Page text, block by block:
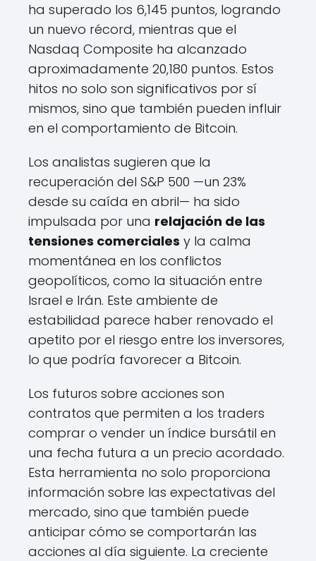
ha superado los 6,145 puntos, logrando
un nuevo récord, mientras que el
Nasdaq Composite ha alcanzado
aproximadamente 20,180 puntos. Estos
hitos no solo son significativos por sí
mismos, sino que también pueden influir
en el comportamiento de Bitcoin.
Los analistas sugieren que la
recuperación del S&P 500 —un 23%
desde su caída en abril— ha sido
impulsada por una relajación de las
tensiones comerciales y la calma
momentánea en los conflictos
geopolíticos, como la situación entre
Israel e Irán. Este ambiente de
estabilidad parece haber renovado el
apetito por el riesgo entre los inversores,
lo que podría favorecer a Bitcoin.
Los futuros sobre acciones son
contratos que permiten a los traders
comprar o vender un índice bursátil en
una fecha futura a un precio acordado.
Esta herramienta no solo proporciona
información sobre las expectativas del
mercado, sino que también puede
anticipar cómo se comportarán las
acciones al día siguiente. La creciente